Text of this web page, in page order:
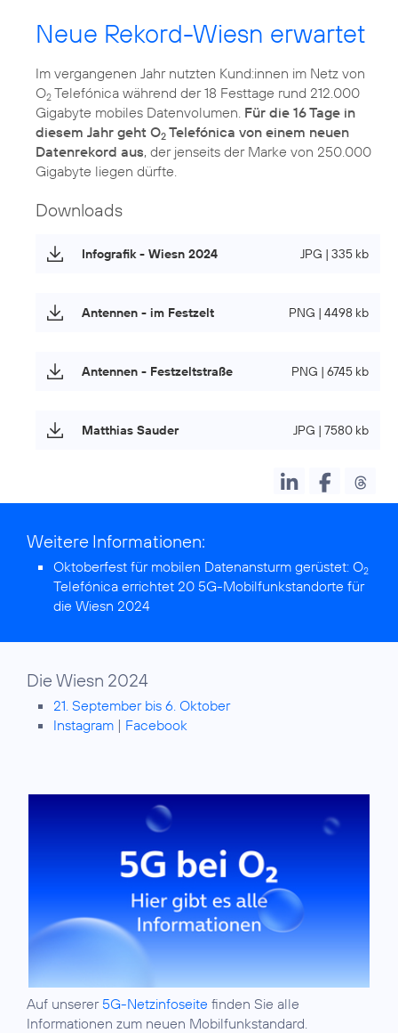
Neue Rekord-Wiesn erwartet
Im vergangenen Jahr nutzten Kund:innen im Netz von
O2 Telefónica während der 18 Festtage rund 212.000
Gigabyte mobiles Datenvolumen. Für die 16 Tage in
diesem Jahr geht O2 Telefónica von einem neuen
Datenrekord aus, der jenseits der Marke von 250.000
Gigabyte liegen dürfte.
Downloads
Infografik - Wiesn 2024 JPG | 335 kb
Antennen - im Festzelt PNG | 4498 kb
Antennen - Festzeltstraße PNG | 6745 kb
Matthias Sauder JPG | 7580 kb
Weitere Informationen:
Oktoberfest für mobilen Datenansturm gerüstet: O2
Telefónica errichtet 20 5G-Mobilfunkstandorte für
die Wiesn 2024
Die Wiesn 2024
21. September bis 6. Oktober
Instagram | Facebook
Auf unserer 5G-Netzinfoseite finden Sie alle
Informationen zum neuen Mobilfunkstandard.